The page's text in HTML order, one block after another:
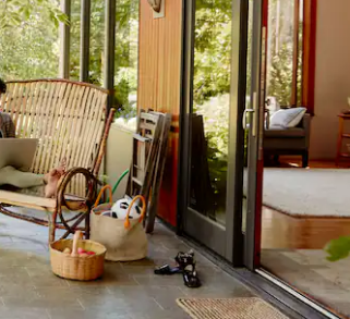
et vers le bas, ou en appuyant dessus et en